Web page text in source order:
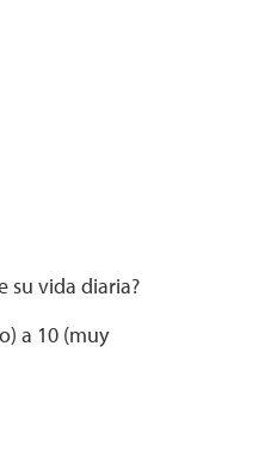
su vida diaria?
a 10 (muy